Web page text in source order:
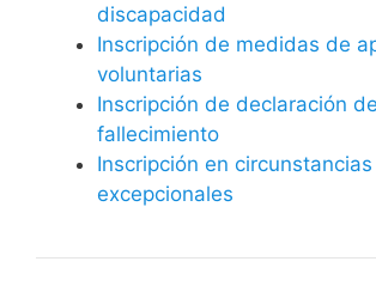
discapacidad
Inscripción de medidas de
voluntarias
Inscripción de declaración
fallecimiento
Inscripción en circunstancias
excepcionales